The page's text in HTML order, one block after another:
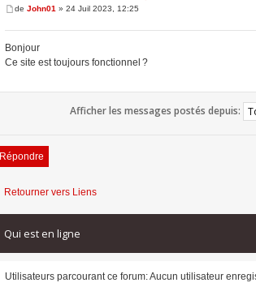
de John01 » 24 Juil 2023, 12:25
Bonjour
Ce site est toujours fonctionnel ?
Afficher les messages postés depuis:
Répondre
Retourner vers Liens
Qui est en ligne
Utilisateurs parcourant ce forum: Aucun utilisateur